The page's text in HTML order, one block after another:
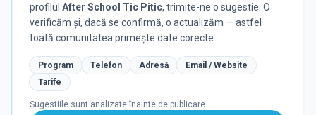
profilul After School Tic Pitic, trimite-ne o sugestie. O
verificăm și, dacă se confirmă, o actualizăm — astfel
toată comunitatea primește date corecte.
Program Telefon Adresă
Email / Website
Tarife
Sugestiile sunt analizate înainte de publicare.